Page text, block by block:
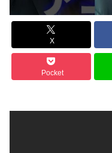
X
Pocket